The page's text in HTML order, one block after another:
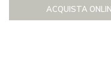
ACQUISTA